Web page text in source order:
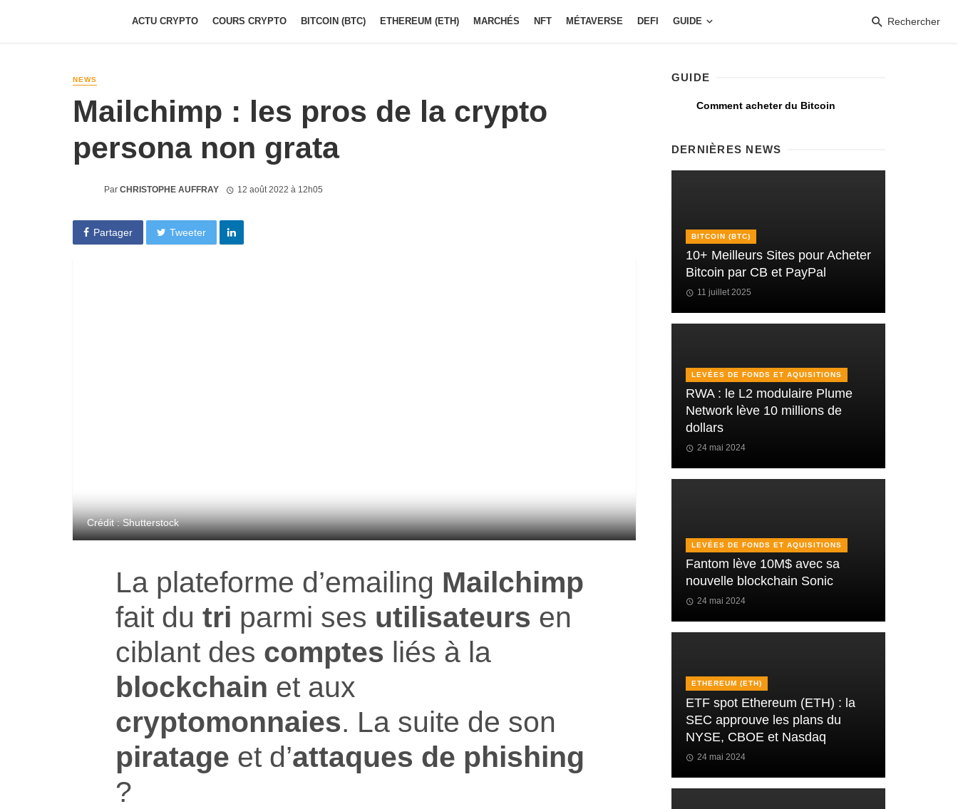
ACTU CRYPTO COURS CRYPTO BITCOIN (BTC) ETHEREUM (ETH) MARCHÉS NFT MÉTAVERSE DEFI GUIDE Rechercher
NEWS
Mailchimp : les pros de la crypto
persona non grata
Par CHRISTOPHE AUFFRAY 12 août 2022 à 12h05
Partager Tweeter
Crédit : Shutterstock
La plateforme d’emailing Mailchimp
fait du tri parmi ses utilisateurs en
ciblant des comptes liés à la
blockchain et aux
cryptomonnaies. La suite de son
piratage et d’attaques de phishing
?
GUIDE
Comment acheter du Bitcoin
DERNIÈRES NEWS
BITCOIN (BTC)
10+ Meilleurs Sites pour Acheter
Bitcoin par CB et PayPal
11 juillet 2025
LEVÉES DE FONDS ET AQUISITIONS
RWA : le L2 modulaire Plume
Network lève 10 millions de
dollars
24 mai 2024
LEVÉES DE FONDS ET AQUISITIONS
Fantom lève 10M$ avec sa
nouvelle blockchain Sonic
24 mai 2024
ETHEREUM (ETH)
ETF spot Ethereum (ETH) : la
SEC approuve les plans du
NYSE, CBOE et Nasdaq
24 mai 2024